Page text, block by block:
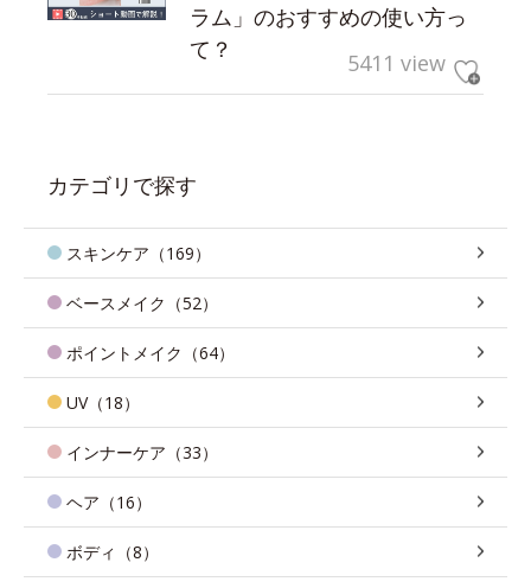
ラム」のおすすめの使い方っ
て？
5411 view
カテゴリで探す
スキンケア（169）
ベースメイク（52）
ポイントメイク（64）
UV（18）
インナーケア（33）
ヘア（16）
ボディ（8）